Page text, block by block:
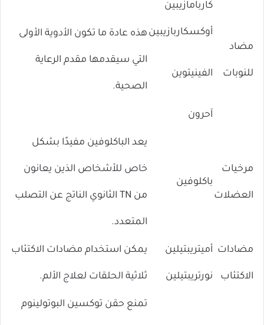
مضاد
للنوبات
كاربامازيبين
أوكسكاربازيبين
الفينيتوين
آحرون
هذه عادة ما تكون الأدوية الأولى
التي سيقدمها مقدم الرعاية
الصحية.
مرخيات
العضلات
باكلوفين
يعد الباكلوفين مفيدًا بشكل
خاص للأشخاص الذين يعانون
من TN الثانوي الناتج عن التصلب
المتعدد.
مضادات
الاكتئاب
أميتريبتيلين
نورتريبتيلين
يمكن استخدام مضادات الاكتئاب
ثلاثية الحلقات لعلاج الألم.
تمنع حقن توكسين البوتولينوم